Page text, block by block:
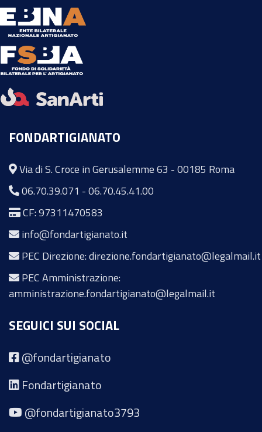
FONDARTIGIANATO
Via di S. Croce in Gerusalemme 63 - 00185 Roma
06.70.39.071 -06.70.45.41.00
CF: 97311470583
info@fondartigianato.it
PEC Direzione: direzione.fondartigianato@legalmail.it
PEC Amministrazione:
amministrazione.fondartigianato@legalmail.it
SEGUICI SUI SOCIAL
@fondartigianato
Fondartigianato
@fondartigianato3793